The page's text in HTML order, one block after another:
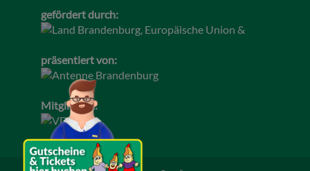
gefördert durch:
präsentiert von:
Mitglied im: